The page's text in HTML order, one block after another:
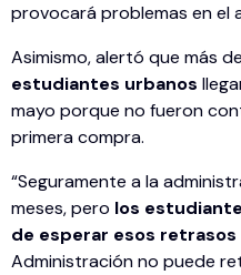
provocará problemas en el
Asimismo, alertó que más de
estudiantes urbanos
mayo porque no fueron
primera compra.
“Seguramente a la
meses, pero los
de esperar esos
Administración no puede